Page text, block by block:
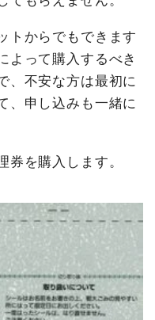
トからでもできます
よって購入するべき
、不安な方は最初に
、申し込みも一緒に
券を購入します。